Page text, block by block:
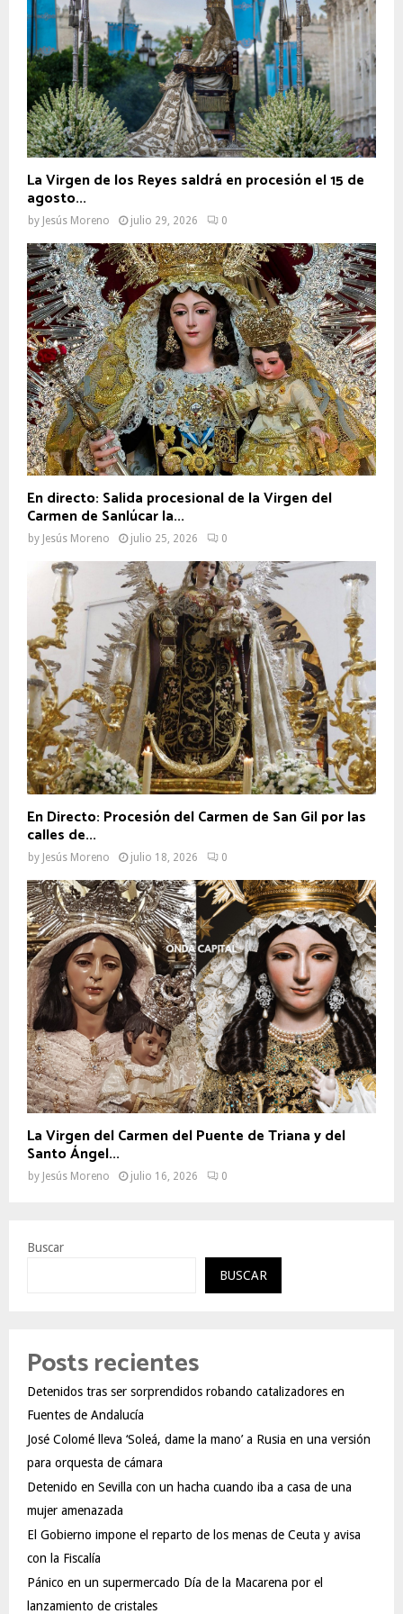
La Virgen de los Reyes saldrá en procesión el 15 de
agosto...
by Jesús Moreno julio 29, 2026 0
En directo: Salida procesional de la Virgen del
Carmen de Sanlúcar la...
by Jesús Moreno julio 25, 2026 0
En Directo: Procesión del Carmen de San Gil por las
calles de...
by Jesús Moreno julio 18, 2026 0
La Virgen del Carmen del Puente de Triana y del
Santo Ángel...
by Jesús Moreno julio 16, 2026 0
Buscar
BUSCAR
Posts recientes
Detenidos tras ser sorprendidos robando catalizadores en
Fuentes de Andalucía
José Colomé lleva ‘Soleá, dame la mano’ a Rusia en una versión
para orquesta de cámara
Detenido en Sevilla con un hacha cuando iba a casa de una
mujer amenazada
El Gobierno impone el reparto de los menas de Ceuta y avisa
con la Fiscalía
Pánico en un supermercado Día de la Macarena por el
lanzamiento de cristales